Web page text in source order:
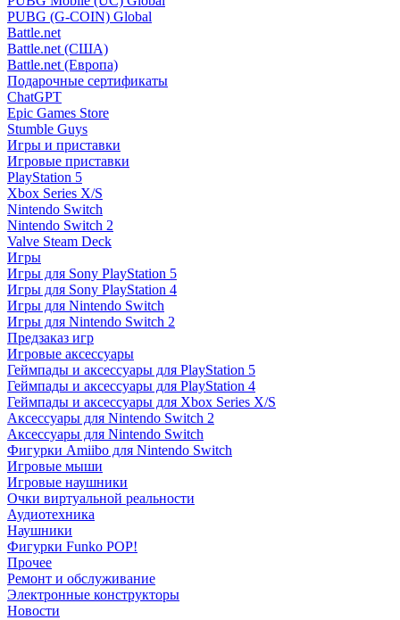
PUBG (G-COIN) Global
Battle.net
Battle.net (США)
Battle.net (Европа)
Подарочные сертификаты
ChatGPT
Epic Games Store
Stumble Guys
Игры и приставки
Игровые приставки
PlayStation 5
Xbox Series X/S
Nintendo Switch
Nintendo Switch 2
Valve Steam Deck
Игры
Игры для Sony PlayStation 5
Игры для Sony PlayStation 4
Игры для Nintendo Switch
Игры для Nintendo Switch 2
Предзаказ игр
Игровые аксессуары
Геймпады и аксессуары для PlayStation 5
Геймпады и аксессуары для PlayStation 4
Геймпады и аксессуары для Xbox Series X/S
Аксессуары для Nintendo Switch 2
Аксессуары для Nintendo Switch
Фигурки Amiibo для Nintendo Switch
Игровые мыши
Игровые наушники
Очки виртуальной реальности
Аудиотехника
Наушники
Фигурки Funko POP!
Прочее
Ремонт и обслуживание
Электронные конструкторы
Новости